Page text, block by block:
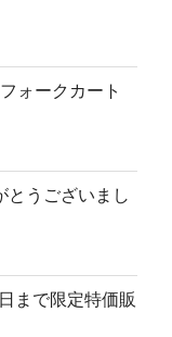
ォークカート
とうございまし
まで限定特価販